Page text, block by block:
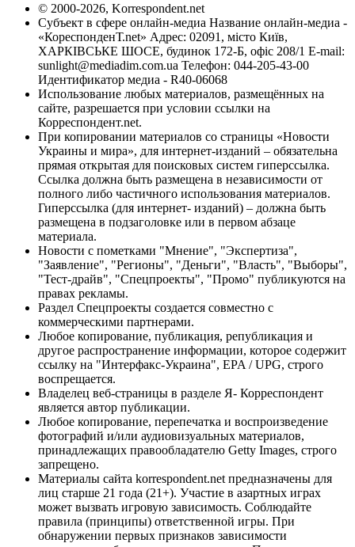
© 2000-2026, Korrespondent.net
Субъект в сфере онлайн-медиа Название онлайн-медиа -
«КореспонденТ.net» Адрес: 02091, місто Київ,
ХАРКІВСЬКЕ ШОСЕ, будинок 172-Б, офіс 208/1 E-mail:
sunlight@mediadim.com.ua Телефон: 044-205-43-00
Идентификатор медиа - R40-06068
Использование любых материалов, размещённых на
сайте, разрешается при условии ссылки на
Корреспондент.net.
При копировании материалов со страницы «Новости
Украины и мира», для интернет-изданий – обязательна
прямая открытая для поисковых систем гиперссылка.
Ссылка должна быть размещена в независимости от
полного либо частичного использования материалов.
Гиперссылка (для интернет- изданий) – должна быть
размещена в подзаголовке или в первом абзаце
материала.
Новости с пометками "Мнение", "Экспертиза",
"Заявление", "Регионы", "Деньги", "Власть", "Выборы",
"Тест-драйв", "Спецпроекты", "Промо" публикуются на
правах рекламы.
Раздел Спецпроекты создается совместно с
коммерческими партнерами.
Любое копирование, публикация, републикация и
другое распространение информации, которое содержит
ссылку на "Интерфакс-Украина", EPA / UPG, строго
воспрещается.
Владелец веб-страницы в разделе Я- Корреспондент
является автор публикации.
Любое копирование, перепечатка и воспроизведение
фотографий и/или аудиовизуальных материалов,
принадлежащих правообладателю Getty Images, строго
запрещено.
Материалы сайта korrespondent.net предназначены для
лиц старше 21 года (21+). Участие в азартных играх
может вызвать игровую зависимость. Соблюдайте
правила (принципы) ответственной игры. При
обнаружении первых признаков зависимости